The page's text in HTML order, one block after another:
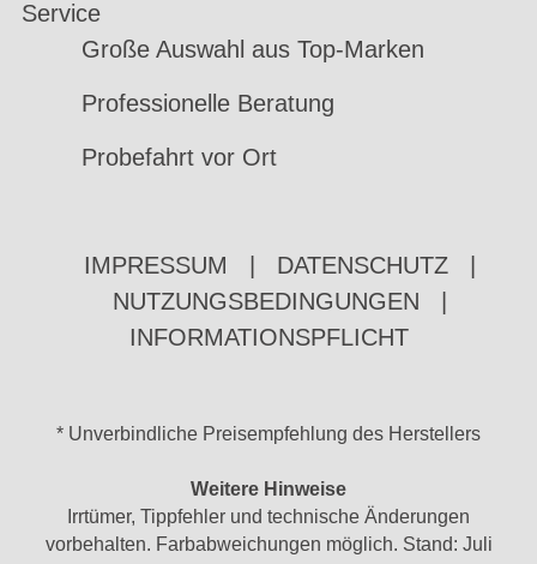
Service
Große Auswahl aus Top-Marken
Professionelle Beratung
Probefahrt vor Ort
IMPRESSUM DATENSCHUTZ
NUTZUNGSBEDINGUNGEN
INFORMATIONSPFLICHT
* Unverbindliche Preisempfehlung des Herstellers
Weitere Hinweise
Irrtümer, Tippfehler und technische Änderungen
vorbehalten. Farbabweichungen möglich. Stand: Juli